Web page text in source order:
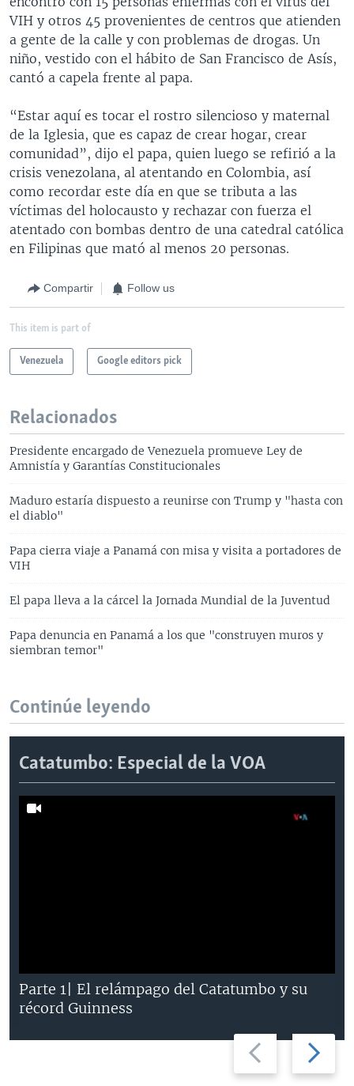
VIH y otros 45 provenientes de centros que atienden
a gente de la calle y con problemas de drogas. Un
niño, vestido con el hábito de San Francisco de Asís,
cantó a capela frente al papa.
“Estar aquí es tocar el rostro silencioso y maternal
de la Iglesia, que es capaz de crear hogar, crear
comunidad”, dijo el papa, quien luego se refirió a la
crisis venezolana, al atentando en Colombia, así
como recordar este día en que se tributa a las
víctimas del holocausto y rechazar con fuerza el
atentado con bombas dentro de una catedral católica
en Filipinas que mató al menos 20 personas.
Compartir Follow us
This item is part of
Venezuela Google editors pick
Relacionados
Presidente encargado de Venezuela promueve Ley de
Amnistía y Garantías Constitucionales
Maduro estaría dispuesto a reunirse con Trump y "hasta con
el diablo"
Papa cierra viaje a Panamá con misa y visita a portadores de
VIH
El papa lleva a la cárcel la Jornada Mundial de la Juventud
Papa denuncia en Panamá a los que "construyen muros y
siembran temor"
Continúe leyendo
Catatumbo: Especial de la VOA
Previous
slide
Next
slide
Parte 1| El relámpago del Catatumbo y su
récord Guinness